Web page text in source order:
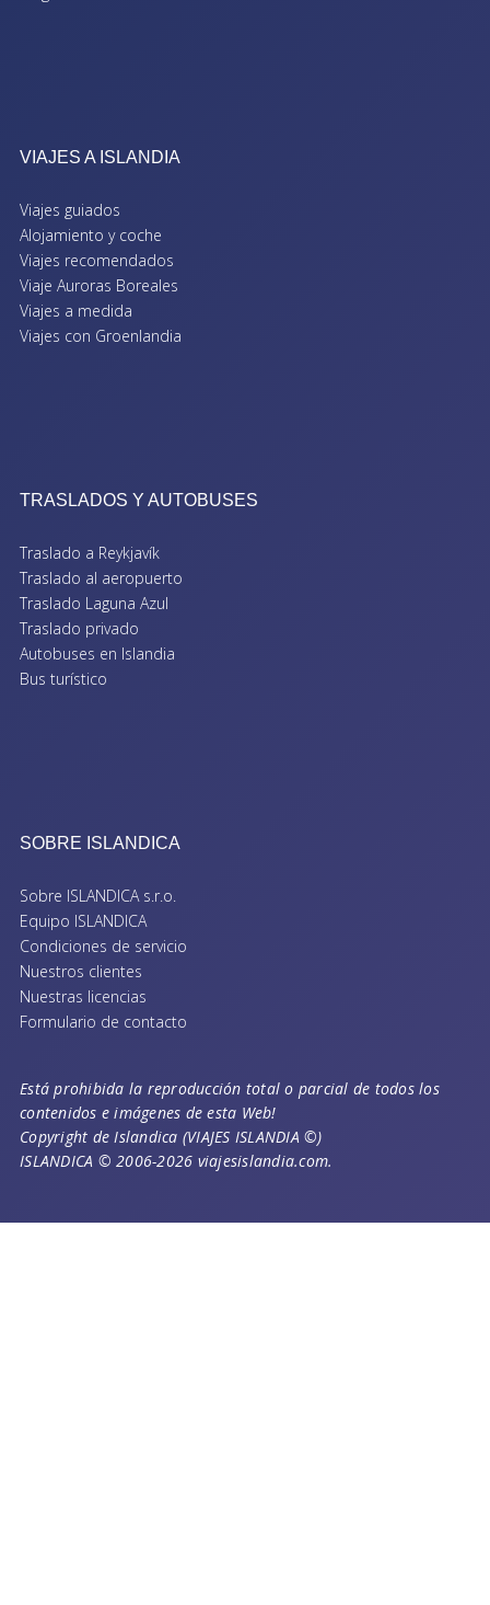
VIAJES A ISLANDIA
Viajes guiados
Alojamiento y coche
Viajes recomendados
Viaje Auroras Boreales
Viajes a medida
Viajes con Groenlandia
TRASLADOS Y AUTOBUSES
Traslado a Reykjavík
Traslado al aeropuerto
Traslado Laguna Azul
Traslado privado
Autobuses en Islandia
Bus turístico
SOBRE ISLANDICA
Sobre ISLANDICA s.r.o.
Equipo ISLANDICA
Condiciones de servicio
Nuestros clientes
Nuestras licencias
Formulario de contacto
Está prohibida la reproducción total o parcial de todos los
contenidos e imágenes de esta Web!
Copyright de Islandica (VIAJES ISLANDIA ©)
ISLANDICA © 2006-2026 viajesislandia.com.